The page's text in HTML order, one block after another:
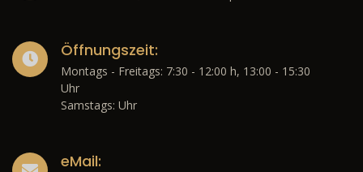
Öffnungszeit:
Montags - Freitags: 7:30 - 12:00 h, 13:00 - 15:30
Uhr
Samstags: Uhr
eMail: